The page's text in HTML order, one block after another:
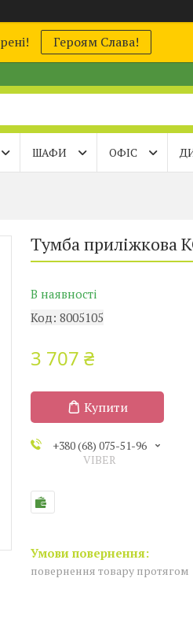
Героям Слава!
ШАФИ ОФІС
Тумба приліжкова
В наявності
Код: 8005105
3 707 ₴
Купити
+380 (68) 075-51-96
VIBER
повернення товару протягом